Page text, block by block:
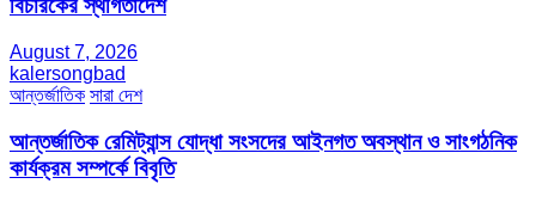
বিচারকের স্থগিতাদেশ
August 7, 2026
kalersongbad
আন্তর্জাতিক সারা দেশ
আন্তর্জাতিক রেমিট্যান্স যোদ্ধা সংসদের আইনগত অবস্থান ও সাংগঠনিক
কার্যক্রম সম্পর্কে বিবৃতি